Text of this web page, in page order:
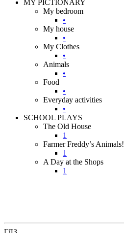
MY PICTIONARY
My bedroom
•
My house
•
My Clothes
•
Animals
•
Food
•
Everyday activities
•
SCHOOL PLAYS
The Old House
1
Farmer Freddy’s Animals!
1
A Day at the Shops
1